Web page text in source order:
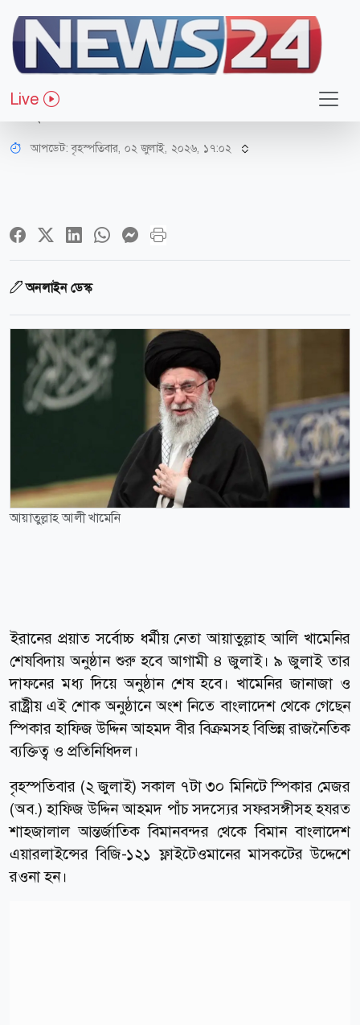
Live
জাতীয়
বাংলাদেশ থেকে খামেনির শেষবিদায়
অনুষ্ঠানে অংশ নিতে ইরান গেলেন যারা
আপডেট: বৃহস্পতিবার, ০২ জুলাই, ২০২৬, ১৭:০২
অনলাইন ডেস্ক
আয়াতুল্লাহ আলী খামেনি
ইরানের প্রয়াত সর্বোচ্চ ধর্মীয় নেতা আয়াতুল্লাহ আলি খামেনির
শেষবিদায় অনুষ্ঠান শুরু হবে আগামী ৪ জুলাই। ৯ জুলাই তার
দাফনের মধ্য দিয়ে অনুষ্ঠান শেষ হবে। খামেনির জানাজা ও
রাষ্ট্রীয় এই শোক অনুষ্ঠানে অংশ নিতে বাংলাদেশ থেকে গেছেন
স্পিকার হাফিজ উদ্দিন আহমদ বীর বিক্রমসহ বিভিন্ন রাজনৈতিক
ব্যক্তিত্ব ও প্রতিনিধিদল।
বৃহস্পতিবার (২ জুলাই) সকাল ৭টা ৩০ মিনিটে স্পিকার মেজর
(অব.) হাফিজ উদ্দিন আহমদ পাঁচ সদস্যের সফরসঙ্গীসহ হযরত
শাহজালাল আন্তর্জাতিক বিমানবন্দর থেকে বিমান বাংলাদেশ
এয়ারলাইন্সের বিজি-১২১ ফ্লাইটেওমানের মাসকটের উদ্দেশে
রওনা হন।